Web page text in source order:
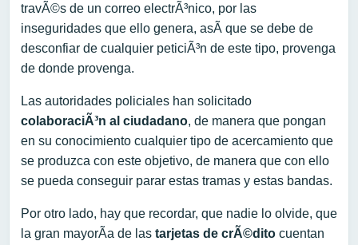
travÃ©s de un correo electrÃ³nico, por las
inseguridades que ello genera, asÃ­ que se debe de
desconfiar de cualquier peticiÃ³n de este tipo, provenga
de donde provenga.
Las autoridades policiales han solicitado
colaboraciÃ³n al ciudadano, de manera que pongan
en su conocimiento cualquier tipo de acercamiento que
se produzca con este objetivo, de manera que con ello
se pueda conseguir parar estas tramas y estas bandas.
Por otro lado, hay que recordar, que nadie lo olvide, que
la gran mayorÃ­a de las tarjetas de crÃ©dito cuentan